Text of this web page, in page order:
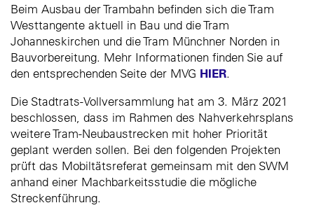
Beim Ausbau der Trambahn befinden sich die Tram
Westtangente aktuell in Bau und die Tram
Johanneskirchen und die Tram Münchner Norden in
Bauvorbereitung. Mehr Informationen finden Sie auf
den entsprechenden Seite der MVG HIER.
Die Stadtrats-Vollversammlung hat am 3. März 2021
beschlossen, dass im Rahmen des Nahverkehrsplans
weitere Tram-Neubaustrecken mit hoher Priorität
geplant werden sollen. Bei den folgenden Projekten
prüft das Mobiltätsreferat gemeinsam mit den SWM
anhand einer Machbarkeitsstudie die mögliche
Streckenführung.